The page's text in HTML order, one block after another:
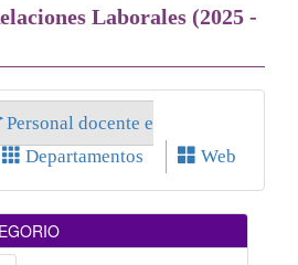
Laborales (2025 -
Personal docente e
Departamentos Web